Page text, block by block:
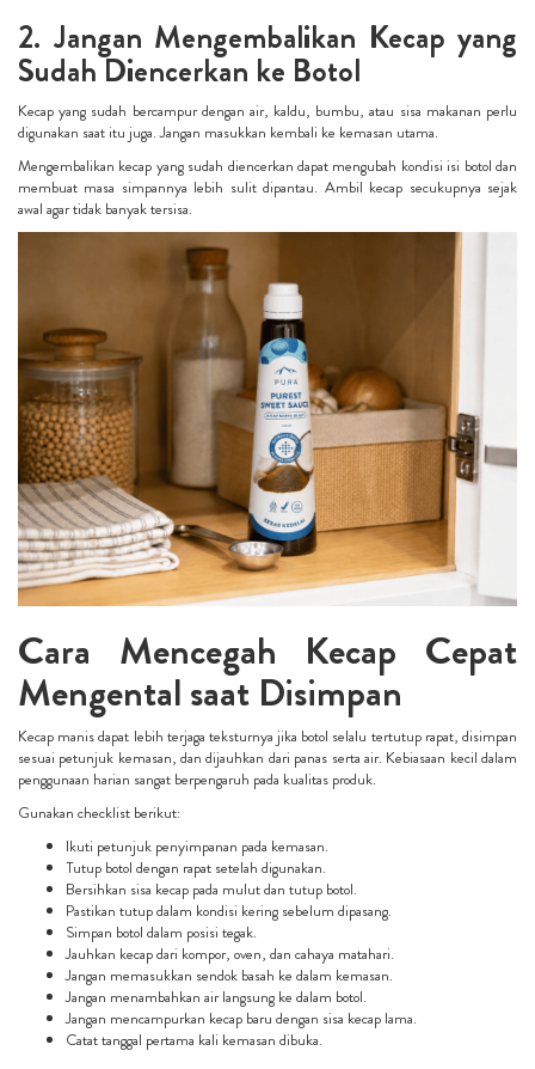
2. Jangan Mengembalikan Kecap yang
Sudah Diencerkan ke Botol
Kecap yang sudah bercampur dengan air, kaldu, bumbu, atau sisa makanan perlu
digunakan saat itu juga. Jangan masukkan kembali ke kemasan utama.
Mengembalikan kecap yang sudah diencerkan dapat mengubah kondisi isi botol dan
membuat masa simpannya lebih sulit dipantau. Ambil kecap secukupnya sejak
awal agar tidak banyak tersisa.
Cara Mencegah Kecap Cepat
Mengental saat Disimpan
Kecap manis dapat lebih terjaga teksturnya jika botol selalu tertutup rapat, disimpan
sesuai petunjuk kemasan, dan dijauhkan dari panas serta air. Kebiasaan kecil dalam
penggunaan harian sangat berpengaruh pada kualitas produk.
Gunakan checklist berikut:
Ikuti petunjuk penyimpanan pada kemasan.
Tutup botol dengan rapat setelah digunakan.
Bersihkan sisa kecap pada mulut dan tutup botol.
Pastikan tutup dalam kondisi kering sebelum dipasang.
Simpan botol dalam posisi tegak.
Jauhkan kecap dari kompor, oven, dan cahaya matahari.
Jangan memasukkan sendok basah ke dalam kemasan.
Jangan menambahkan air langsung ke dalam botol.
Jangan mencampurkan kecap baru dengan sisa kecap lama.
Catat tanggal pertama kali kemasan dibuka.